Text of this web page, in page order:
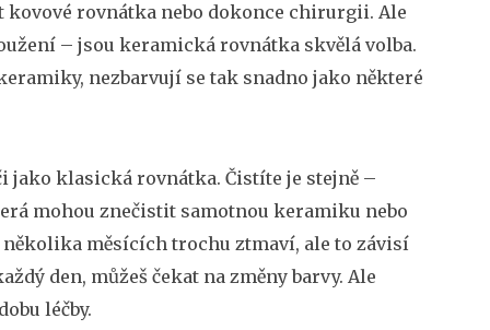
rovnátka nebo dokonce chirurgii. Ale
– jsou keramická rovnátka skvělá volba.
nezbarvují se tak snadno jako některé
jako klasická rovnátka. Čistíte je stejně –
mohou znečistit samotnou keramiku nebo
měsících trochu ztmaví, ale to závisí
den, můžeš čekat na změny barvy. Ale
léčby.